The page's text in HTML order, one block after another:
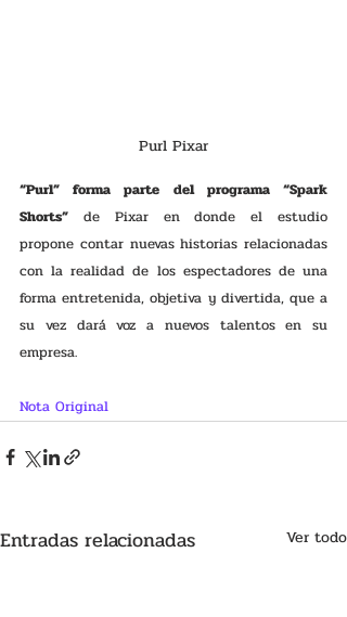
Purl Pixar
“Purl” forma parte del programa “Spark
Shorts” de Pixar en donde el estudio
propone contar nuevas historias relacionadas
con la realidad de los espectadores de una
forma entretenida, objetiva y divertida, que a
su vez dará voz a nuevos talentos en su
empresa.
Nota Original
Entradas relacionadas Ver todo